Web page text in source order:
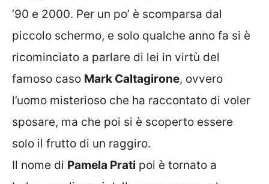
’90 e 2000. Per un po’ è scomparsa dal
piccolo schermo, e solo qualche anno fa si è
ricominciato a parlare di lei in virtù del
famoso caso Mark Caltagirone, ovvero
l’uomo misterioso che ha raccontato di voler
sposare, ma che poi si è scoperto essere
solo il frutto di un raggiro.
Il nome di Pamela Prati poi è tornato a